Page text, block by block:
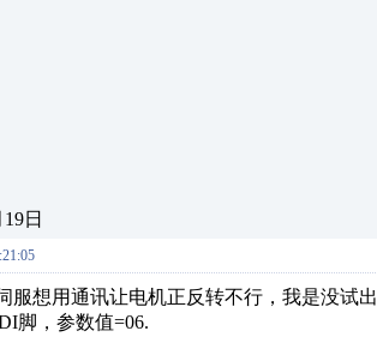
日
服想用通讯让电机正反转不行，我是没试
脚，参数值=06.